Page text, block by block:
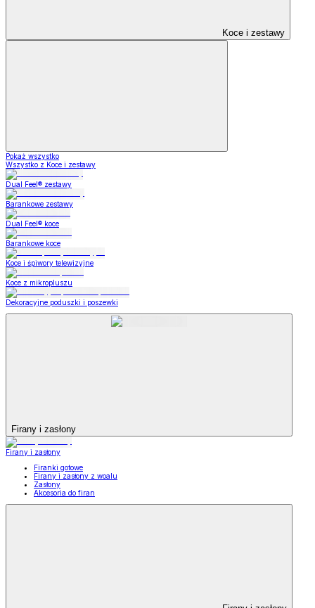
Koce i zestawy
Pokaż wszystko
Wszystko z Koce i zestawy
Dual Feel® zestawy
Barankowe zestawy
Dual Feel® koce
Barankowe koce
Koce i śpiwory telewizyjne
Koce z mikropluszu
Dekoracyjne poduszki i poszewki
Firany i zasłony
Firany i zasłony
Firanki gotowe
Firany i zasłony z woalu
Zasłony
Akcesoria do firan